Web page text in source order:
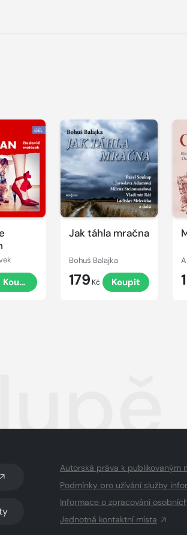
Koupit
Jak táhla mračna
Bohuš Balajka
179 Kč Koupit
Přehrát
ukázku
Autorská práva k publikovaným
Podmínky pro užívání služby
Informace o zpracování
Jednotná kontaktní místa